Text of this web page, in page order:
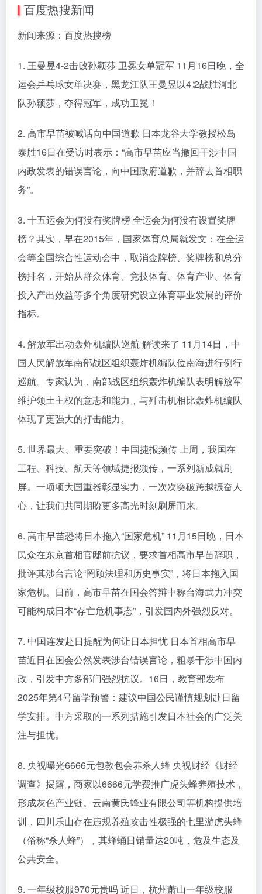
百度热搜新闻
新闻来源：百度热搜榜
1. 王曼昱4-2击败孙颖莎 卫冕女单冠军 11月16日晚，全
运会乒乓球女单决赛，黑龙江队王曼昱以4∶2战胜河北
队孙颖莎，夺得冠军，成功卫冕！
2. 高市早苗被喊话向中国道歉 日本龙谷大学教授松岛
泰胜16日在受访时表示：“高市早苗应当撤回干涉中国
内政发表的错误言论，向中国政府道歉，并辞去首相职
务”。
3. 十五运会为何没有奖牌榜 全运会为何没有设置奖牌
榜？其实，早在2015年，国家体育总局就发文：在全运
会等全国综合性运动会中，取消金牌榜、奖牌榜和总分
榜排名，开始从群众体育、竞技体育、体育产业、体育
投入产出效益等多个角度研究设立体育事业发展的评价
指标。
4. 解放军出动轰炸机编队巡航 解读来了 11月14日，中
国人民解放军南部战区组织轰炸机编队位南海进行例行
巡航。专家认为，南部战区组织轰炸机编队表明解放军
维护领土主权的意志和能力，与歼击机相比轰炸机编队
体现了更强大的打击能力。
5. 世界最大、重要突破！中国捷报频传 上周，我国在
工程、科技、航天等领域捷报频传，一系列新成就刷
屏。一项项大国重器彰显实力，一次次突破跨越振奋人
心，让我们共同期盼更多高光时刻刷屏而来。
6. 高市早苗恐将日本拖入“国家危机” 11月15日晚，日本
民众在东京首相官邸前抗议，要求首相高市早苗辞职，
批评其涉台言论“罔顾法理和历史事实”，将日本拖入国
家危机。日前，高市早苗在国会答辩中称台海武力冲突
可能构成日本“存亡危机事态”，引发国内外强烈反对。
7. 中国连发赴日提醒为何让日本担忧 日本首相高市早
苗近日在国会公然发表涉台错误言论，粗暴干涉中国内
政，引发中方多部门强烈抗议。16日，教育部发布
2025年第4号留学预警：建议中国公民谨慎规划赴日留
学安排。中方采取的一系列措施引发日本社会的广泛关
注与担忧。
8. 央视曝光6666元包教包会养杀人蜂 央视财经《财经
调查》揭露，商家以6666元学费推广虎头蜂养殖技术，
形成灰色产业链。云南黄氏蜂业有限公司等机构提供培
训，四川乐山存在违规养殖攻击性极强的七里游虎头蜂
（俗称“杀人蜂”），其蜂蛹日销量达20吨，危及生态及
公共安全。
9. 一年级校服970元贵吗 近日，杭州萧山一年级校服